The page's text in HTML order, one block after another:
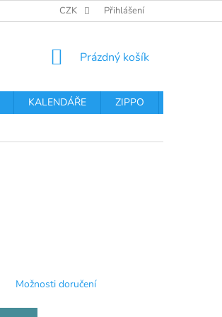
PODMÍNKY OCHRANY OSOBNÍCH
CZK Přihlášení
NÁKUPNÍ
Prázdný košík
KALENDÁŘE ZIPPO
Možnosti doručení